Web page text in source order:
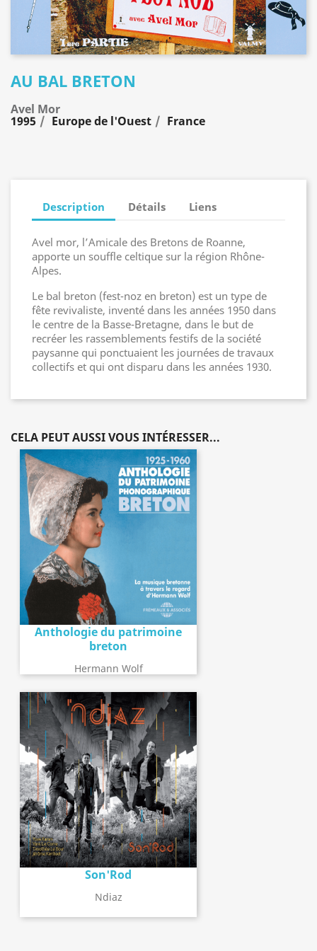
AU BAL BRETON
Avel Mor
1995 Europe de l'Ouest France
Description Détails Liens
Avel mor, l’Amicale des Bretons de Roanne,
apporte un souffle celtique sur la région Rhône-
Alpes.
Le bal breton (fest-noz en breton) est un type de
fête revivaliste, inventé dans les années 1950 dans
le centre de la Basse-Bretagne, dans le but de
recréer les rassemblements festifs de la société
paysanne qui ponctuaient les journées de travaux
collectifs et qui ont disparu dans les années 1930.
CELA PEUT AUSSI VOUS INTÉRESSER...
Anthologie du patrimoine
breton
Hermann Wolf
Son'Rod
Ndiaz